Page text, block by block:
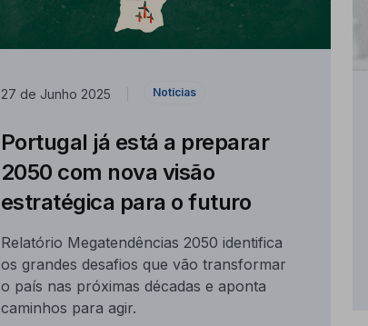
27 de Junho 2025 Notícias
Portugal já está a preparar
2050 com nova visão
estratégica para o futuro
Relatório Megatendências 2050 identifica
os grandes desafios que vão transformar
o país nas próximas décadas e aponta
caminhos para agir.